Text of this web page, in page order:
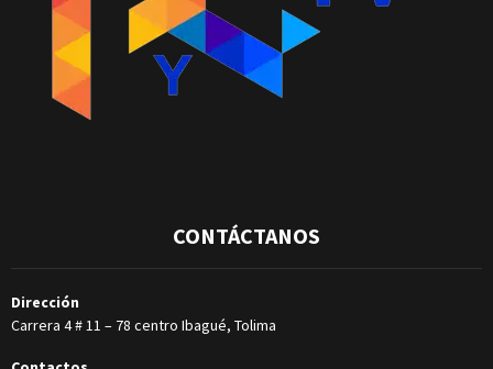
CONTÁCTANOS
Dirección
Carrera 4 # 11 – 78 centro Ibagué, Tolima